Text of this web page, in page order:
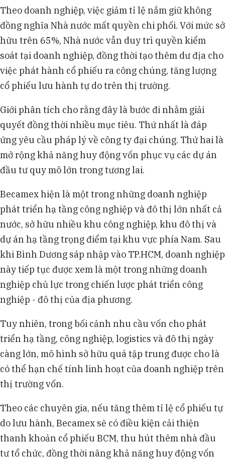
Theo doanh nghiệp, việc giảm tỉ lệ nắm giữ không
đồng nghĩa Nhà nước mất quyền chi phối. Với mức sở
hữu trên 65%, Nhà nước vẫn duy trì quyền kiểm
soát tại doanh nghiệp, đồng thời tạo thêm dư địa cho
việc phát hành cổ phiếu ra công chúng, tăng lượng
cổ phiếu lưu hành tự do trên thị trường.
Giới phân tích cho rằng đây là bước đi nhằm giải
quyết đồng thời nhiều mục tiêu. Thứ nhất là đáp
ứng yêu cầu pháp lý về công ty đại chúng. Thứ hai là
mở rộng khả năng huy động vốn phục vụ các dự án
đầu tư quy mô lớn trong tương lai.
Becamex hiện là một trong những doanh nghiệp
phát triển hạ tầng công nghiệp và đô thị lớn nhất cả
nước, sở hữu nhiều khu công nghiệp, khu đô thị và
dự án hạ tầng trọng điểm tại khu vực phía Nam. Sau
khi Bình Dương sáp nhập vào TP.HCM, doanh nghiệp
này tiếp tục được xem là một trong những doanh
nghiệp chủ lực trong chiến lược phát triển công
nghiệp - đô thị của địa phương.
Tuy nhiên, trong bối cảnh nhu cầu vốn cho phát
triển hạ tầng, công nghiệp, logistics và đô thị ngày
càng lớn, mô hình sở hữu quá tập trung được cho là
có thể hạn chế tính linh hoạt của doanh nghiệp trên
thị trường vốn.
Theo các chuyên gia, nếu tăng thêm tỉ lệ cổ phiếu tự
do lưu hành, Becamex sẽ có điều kiện cải thiện
thanh khoản cổ phiếu BCM, thu hút thêm nhà đầu
tư tổ chức, đồng thời nâng khả năng huy động vốn